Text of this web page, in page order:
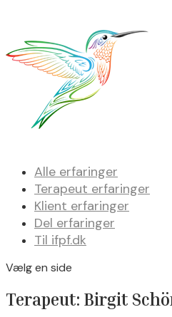
Alle erfaringer
Terapeut erfaringer
Klient erfaringer
Del erfaringer
Til ifpf.dk
Vælg en side
Terapeut: Birgit